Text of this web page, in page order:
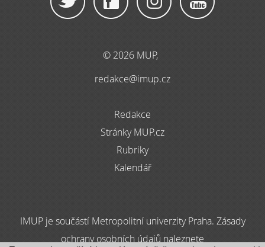
© 2026 MUP,
redakce@imup.cz
Redakce
Stránky MUP.cz
Rubriky
Kalendář
IMUP je součástí Metropolitní univerzity Praha. Zásady
ochrany osobních údajů naleznete